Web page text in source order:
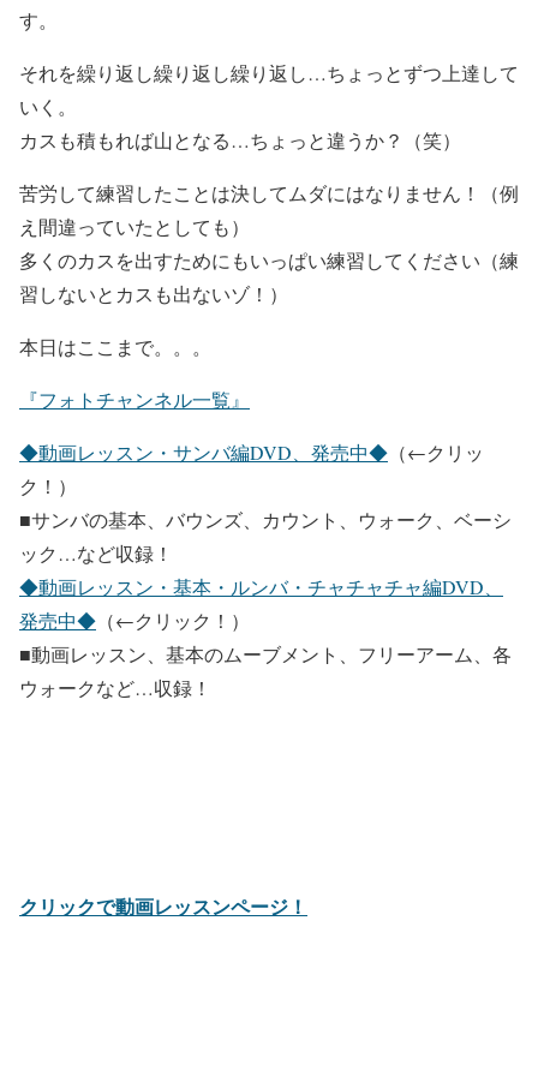
す。
それを繰り返し繰り返し繰り返し…ちょっとずつ上達して
いく。
カスも積もれば山となる…ちょっと違うか？（笑）
苦労して練習したことは決してムダにはなりません！（例
え間違っていたとしても）
多くのカスを出すためにもいっぱい練習してください（練
習しないとカスも出ないゾ！）
本日はここまで。。。
『フォトチャンネル一覧』
◆動画レッスン・サンバ編DVD、発売中◆ （←クリッ
ク！）
■サンバの基本、バウンズ、カウント、ウォーク、ベーシ
ック…など収録！
◆動画レッスン・基本・ルンバ・チャチャチャ編DVD、
発売中◆ （←クリック！）
■動画レッスン、基本のムーブメント、フリーアーム、各
ウォークなど…収録！
クリックで動画レッスンページ！